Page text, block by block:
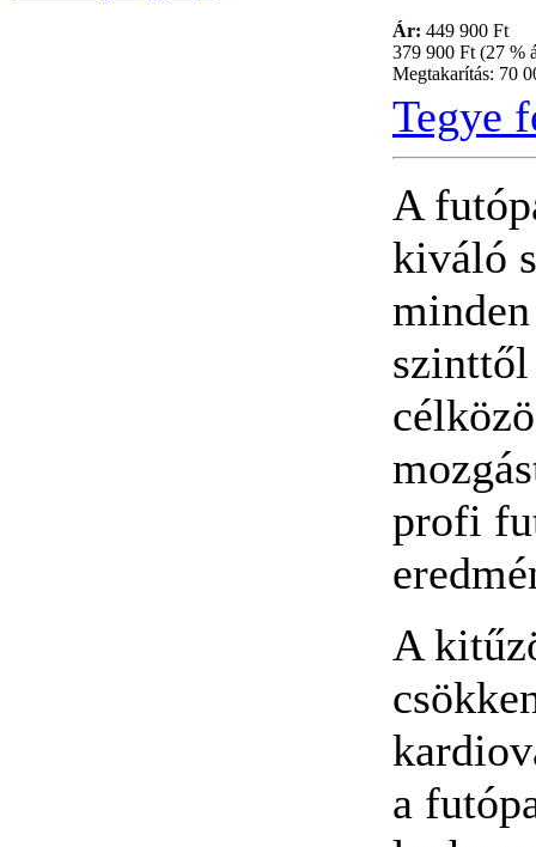
Ár: 449 900 Ft
379 900 Ft (27 %
Megtakarítás: 70
Tegye
A
kiváló
szinttől
profi
A
a